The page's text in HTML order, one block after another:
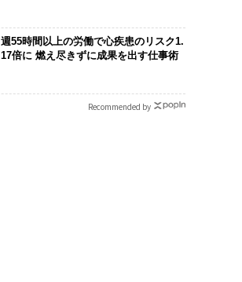
週55時間以上の労働で心疾患のリスク1.
17倍に 燃え尽きずに成果を出す仕事術
Recommended by